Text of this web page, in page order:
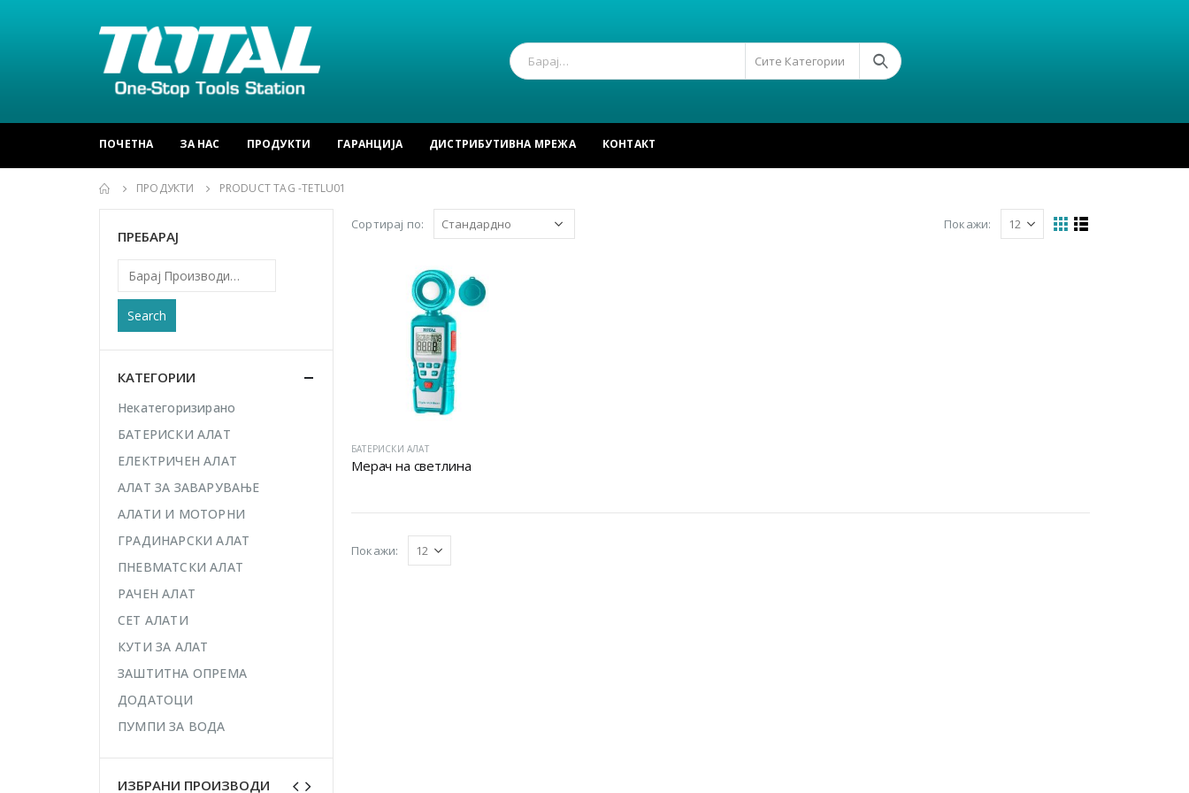
Сите Категории
ПОЧЕТНА ЗА НАС ПРОДУКТИ ГАРАНЦИЈА ДИСТРИБУТИВНА МРЕЖА КОНТАКТ
ПРОДУКТИ PRODUCT TAG -TETLU01
Сортирај по: Покажи:
БАТЕРИСКИ АЛАТ
Мерач на светлина
Покажи:
ПРЕБАРАЈ
Search
КАТЕГОРИИ
Некатегоризирано
БАТЕРИСКИ АЛАТ
ЕЛЕКТРИЧЕН АЛАТ
АЛАТ ЗА ЗАВАРУВАЊЕ
АЛАТИ И МОТОРНИ
ГРАДИНАРСКИ АЛАТ
ПНЕВМАТСКИ АЛАТ
РАЧЕН АЛАТ
СЕТ АЛАТИ
КУТИ ЗА АЛАТ
ЗАШТИТНА ОПРЕМА
ДОДАТОЦИ
ПУМПИ ЗА ВОДА
ИЗБРАНИ ПРОИЗВОДИ